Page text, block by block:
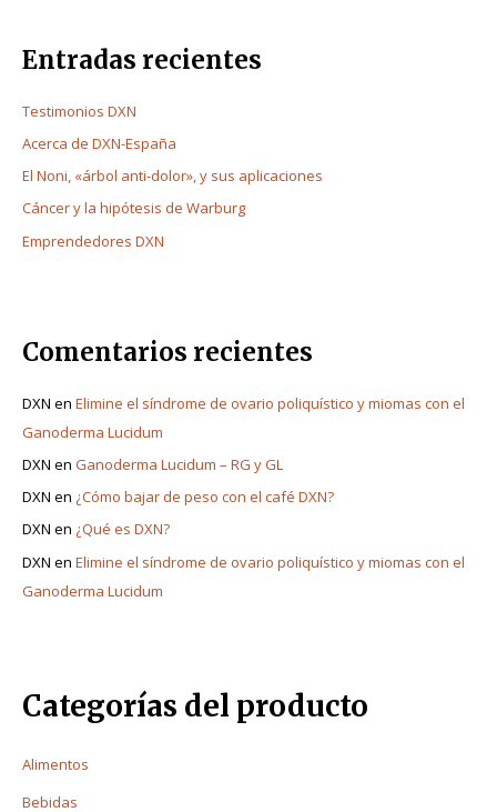
Entradas recientes
Testimonios DXN
Acerca de DXN-España
El Noni, «árbol anti-dolor», y sus aplicaciones
Cáncer y la hipótesis de Warburg
Emprendedores DXN
Comentarios recientes
DXN enElimine el síndrome de ovario poliquístico y miomas con el
Ganoderma Lucidum
DXN enGanoderma Lucidum – RG y GL
DXN en ¿Cómo bajar de peso con el café DXN?
DXN en ¿Qué es DXN?
DXN enElimine el síndrome de ovario poliquístico y miomas con el
Ganoderma Lucidum
Categorías del producto
Alimentos
Bebidas